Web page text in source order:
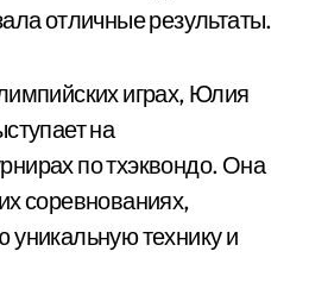
отличные результаты.
играх, Юлия
на
по тхэквондо. Она
соревнованиях,
технику и